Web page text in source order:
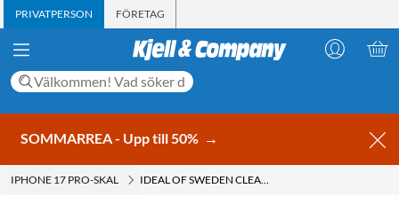
PRIVATPERSON FÖRETAG
SOMMARREA - Upp till 50% →
IPHONE 17 PRO-SKAL IDEAL OF SWEDEN CLEAR MAGSAFE CASE – MOBILSKAL TILL IPHONE 17 PRO SAGE GREEN